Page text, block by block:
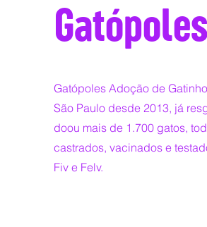
Gatópoles
Gatópoles Adoção de
São Paulo desde 2013, já
doou mais de 1.700 gatos,
castrados, vacinados e
Fiv e Felv.